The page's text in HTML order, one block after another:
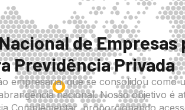
de
Previdência Privada
empresarial que se consolidou como
nacional. Nosso objetivo é
Complementar, proporcionando